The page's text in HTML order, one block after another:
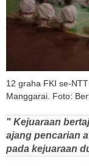
12 graha FKI se-
Manggarai. Foto:
" Kejuaraan
ajang pencarian
pada kejuaraan